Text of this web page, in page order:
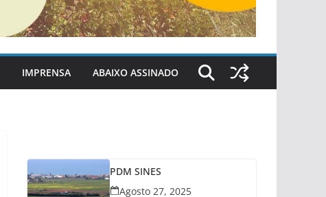
IMPRENSA ABAIXO ASSINADO
PDM SINES
Agosto 27, 2025